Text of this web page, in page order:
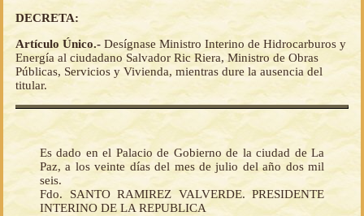
DECRETA:
Artículo Único.- Desígnase Ministro Interino de Hidrocarburos y
Energía al ciudadano Salvador Ric Riera, Ministro de Obras
Públicas, Servicios y Vivienda, mientras dure la ausencia del
titular.
Es dado en el Palacio de Gobierno de la ciudad de La
Paz, a los veinte días del mes de julio del año dos mil
seis.
Fdo. SANTO RAMIREZ VALVERDE. PRESIDENTE
INTERINO DE LA REPUBLICA